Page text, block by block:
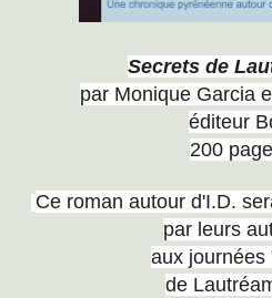
Secrets de
par Monique Garcia
éditeur
200
Ce roman autour d'I.D.
par leurs
aux journées
de